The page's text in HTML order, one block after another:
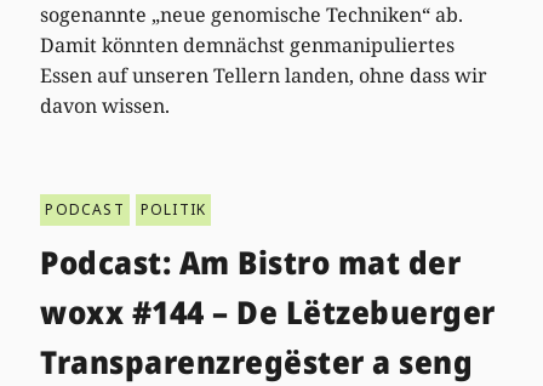
sogenannte „neue genomische Techniken“ ab.
Damit könnten demnächst genmanipuliertes
Essen auf unseren Tellern landen, ohne dass wir
davon wissen.
PODCAST POLITIK
Podcast: Am Bistro mat der
woxx #144 – De Lëtzebuerger
Transparenzregëster a seng